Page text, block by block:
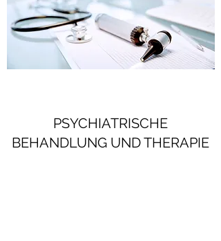
PSYCHIATRISCHE
BEHANDLUNG UND THERAPIE